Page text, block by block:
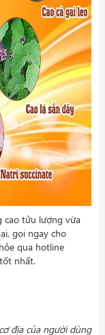
cao tửu lượng vừa
gọi ngay cho
qua hotline
nhất.
địa của người dùng